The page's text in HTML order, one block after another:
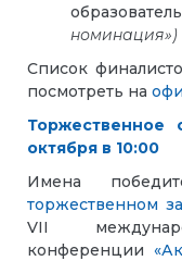
номинация»)
Список
посмотреть на
октября в 10:00
Имена
торжественном
VII
конференции